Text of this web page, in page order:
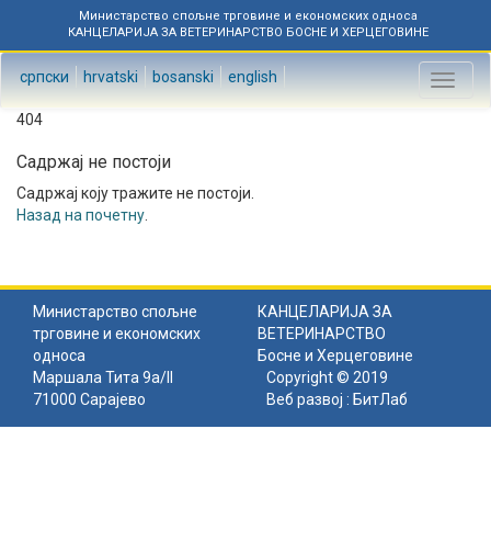
Министарство спољне трговине и економских односа
КАНЦЕЛАРИЈА ЗА ВЕТЕРИНАРСТВО БОСНЕ И ХЕРЦЕГОВИНЕ
српски hrvatski bosanski english
Toggle
404
Садржај не постоји
Садржај коју тражите не постоји.
Назад на почетну
Министарство спољне
трговине и економских
односа
КАНЦЕЛАРИЈА ЗА
ВЕТЕРИНАРСТВО
Босне и Херцеговине
Маршала Тита 9а/II
71000 Сарајево
Copyright © 2019
Веб развој : БитЛаб